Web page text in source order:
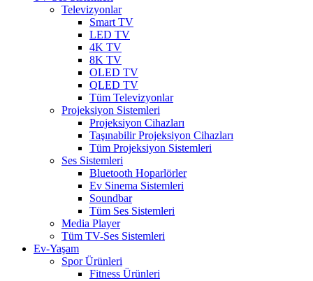
Televizyonlar
Smart TV
LED TV
4K TV
8K TV
OLED TV
QLED TV
Tüm Televizyonlar
Projeksiyon Sistemleri
Projeksiyon Cihazları
Taşınabilir Projeksiyon Cihazları
Tüm Projeksiyon Sistemleri
Ses Sistemleri
Bluetooth Hoparlörler
Ev Sinema Sistemleri
Soundbar
Tüm Ses Sistemleri
Media Player
Tüm TV-Ses Sistemleri
Ev-Yaşam
Spor Ürünleri
Fitness Ürünleri